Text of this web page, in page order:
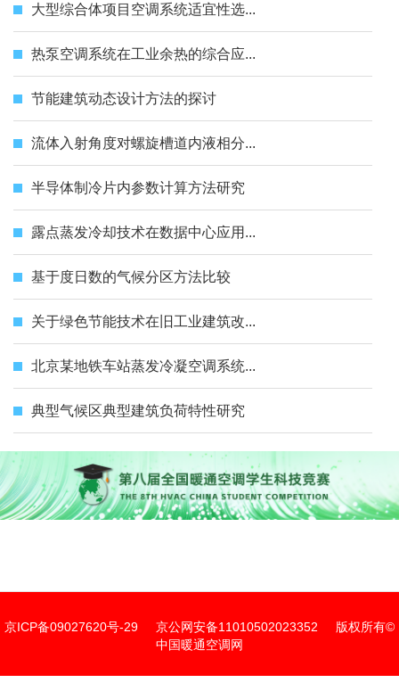
大型综合体项目空调系统适宜性选...
热泵空调系统在工业余热的综合应...
节能建筑动态设计方法的探讨
流体入射角度对螺旋槽道内液相分...
半导体制冷片内参数计算方法研究
露点蒸发冷却技术在数据中心应用...
基于度日数的气候分区方法比较
关于绿色节能技术在旧工业建筑改...
北京某地铁车站蒸发冷凝空调系统...
典型气候区典型建筑负荷特性研究
京ICP备09027620号-29 京公网安备11010502023352 版权所有©
中国暖通空调网